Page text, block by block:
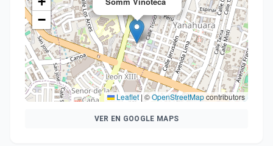
−
Leaflet | ©OpenStreetMapcontributors
VER EN GOOGLE MAPS